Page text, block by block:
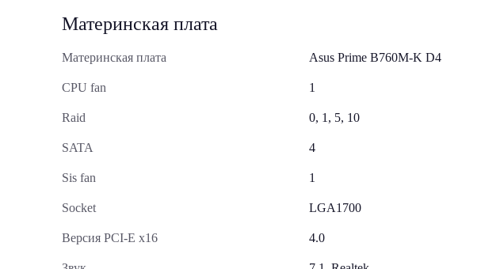
Материнская плата
Материнская плата Asus Prime B760M-K D4
CPU fan 1
Raid 0, 1, 5, 10
SATA 4
Sis fan 1
Socket LGA1700
Версия PCI-E x16 4.0